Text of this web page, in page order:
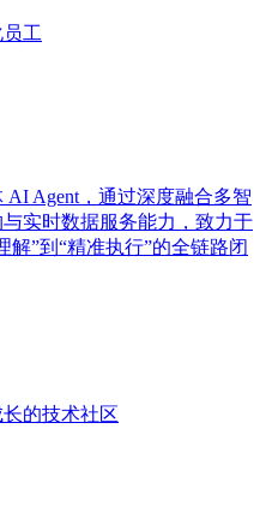
工
AI Agent，通过深度融合多智
实时数据服务能力，致力于
解”到“精准执行”的全链路闭
的技术社区